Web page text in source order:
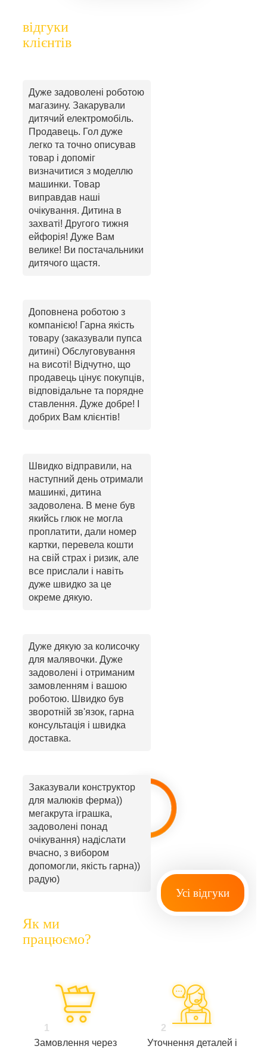
відгуки
клієнтів
Дуже задоволені роботою
магазину. Закарували
дитячий електромобіль.
Продавець. Гол дуже
легко та точно описував
товар і допоміг
визначитися з моделлю
машинки. Товар
виправдав наші
очікування. Дитина в
захваті! Другого тижня
ейфорія! Дуже Вам
велике! Ви постачальники
дитячого щастя.
Доповнена роботою з
компанією! Гарна якість
товару (заказували пупса
дитині) Обслуговування
на висоті! Відчутно, що
продавець цінує покупців,
відповідальне та порядне
ставлення. Дуже добре! І
добрих Вам клієнтів!
Швидко відправили, на
наступний день отримали
машинкі, дитина
задоволена. В мене був
якийсь глюк не могла
проплатити, дали номер
картки, перевела кошти
на свій страх і ризик, але
все прислали і навіть
дуже швидко за це
окреме дякую.
Дуже дякую за колисочку
для малявочки. Дуже
задоволені і отриманим
замовленням і вашою
роботою. Швидко був
зворотній зв'язок, гарна
консультація і швидка
доставка.
Заказували конструктор
для малюків ферма))
мегакрута іграшка,
задоволені понад
очікування) надіслати
вчасно, з вибором
допомогли, якість гарна))
радую)
Усі відгуки
Як ми
працюємо?
1
Замовлення через
2
Уточнення деталей і